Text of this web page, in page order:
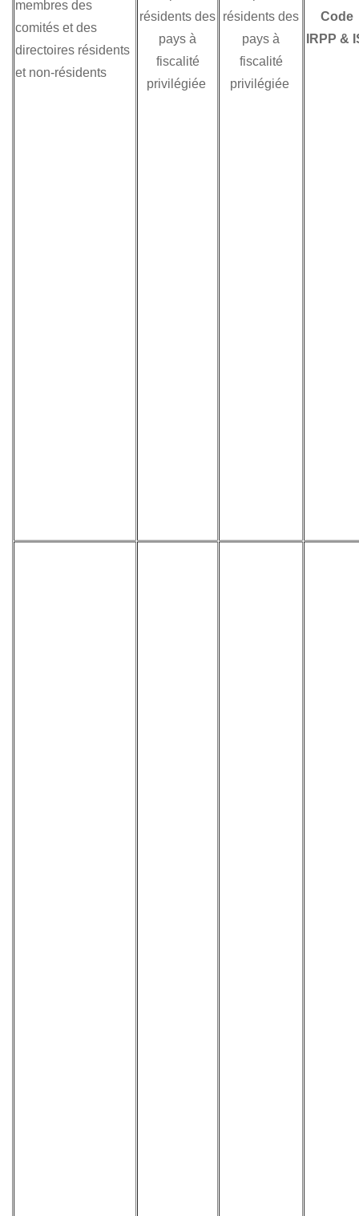
membres des
comités et des
directoires résidents
et non-résidents
résidents des
pays à
fiscalité
privilégiée
résidents des
pays à
fiscalité
privilégiée
Code
IRPP &